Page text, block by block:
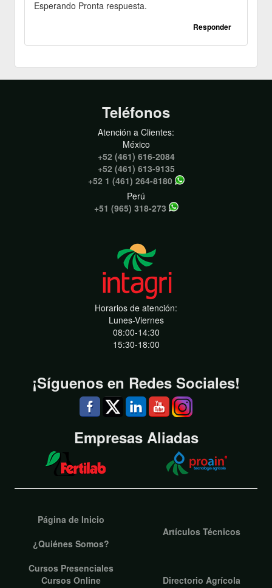
Esperando Pronta respuesta.
Responder
Teléfonos
Atención a Clientes:
México
+52 (461) 616-2084
+52 (461) 613-9135
+52 1 (461) 264-8180
Perú
+51 (965) 318-273
Horarios de atención:
Lunes-Viernes
08:00-14:30
15:30-18:00
¡Síguenos en Redes Sociales!
Empresas Aliadas
Página de Inicio
¿Quiénes Somos?
Artículos Técnicos
Cursos Presenciales
Cursos Online
Directorio Agrícola